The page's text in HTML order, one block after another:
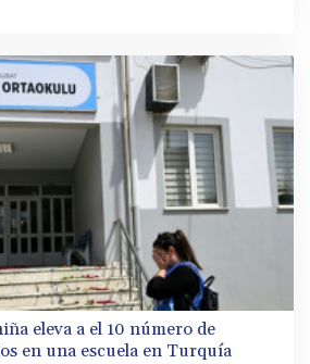
eleva a el 10 número de
en una escuela en Turquía